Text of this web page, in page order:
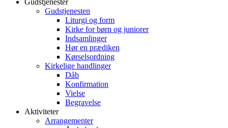
Gudstjenester
Gudstjenesten
Liturgi og form
Kirke for børn og juniorer
Indsamlinger
Hør en prædiken
Kørselsordning
Kirkelige handlinger
Dåb
Konfirmation
Vielse
Begravelse
Aktiviteter
Arrangementer